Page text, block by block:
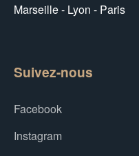
Marseille - Lyon - Paris
Suivez-nous
Facebook
Instagram